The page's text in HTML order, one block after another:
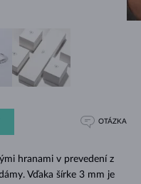
hranami v prevedení z
Vďaka šírke 3 mm je
OTÁZKA